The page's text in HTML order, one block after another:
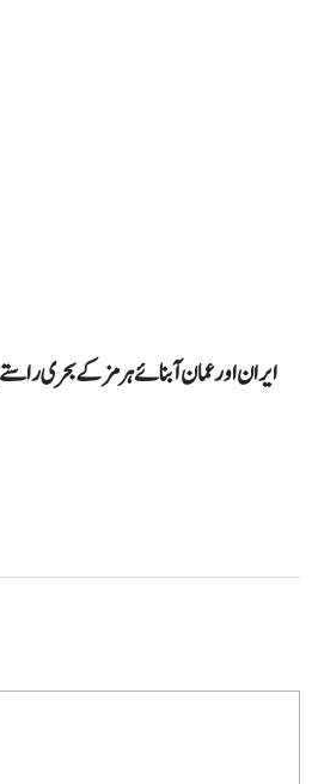
ایران اور عمان آبنائے ہرمز کے بحری